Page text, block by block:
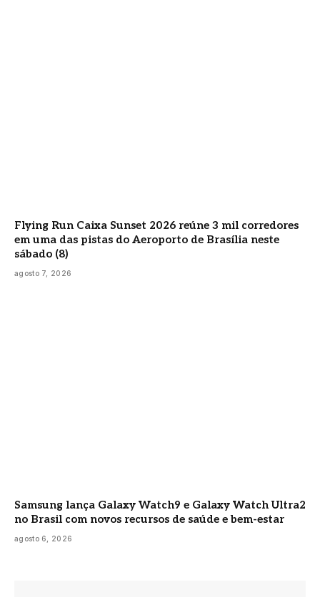
Flying Run Caixa Sunset 2026 reúne 3 mil corredores
em uma das pistas do Aeroporto de Brasília neste
sábado (8)
agosto 7, 2026
Samsung lança Galaxy Watch9 e Galaxy Watch Ultra2
no Brasil com novos recursos de saúde e bem-estar
agosto 6, 2026